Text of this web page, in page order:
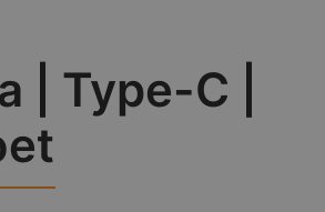
| Type-C |